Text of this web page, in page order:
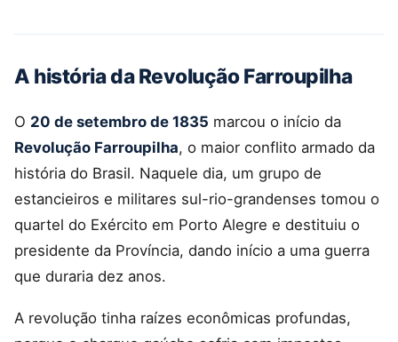
A história da Revolução Farroupilha
O 20 de setembro de 1835 marcou o início da
Revolução Farroupilha, o maior conflito armado da
história do Brasil. Naquele dia, um grupo de
estancieiros e militares sul-rio-grandenses tomou o
quartel do Exército em Porto Alegre e destituiu o
presidente da Província, dando início a uma guerra
que duraria dez anos.
A revolução tinha raízes econômicas profundas,